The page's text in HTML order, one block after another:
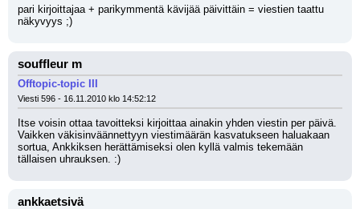
pari kirjoittajaa + parikymmentä kävijää päivittäin = viestien taattu
näkyvyys ;)
souffleur m
Offtopic-topic III
Viesti 596 - 16.11.2010 klo 14:52:12
Itse voisin ottaa tavoitteksi kirjoittaa ainakin yhden viestin per päivä.
Vaikken väkisinväännettyyn viestimäärän kasvatukseen haluakaan
sortua, Ankkiksen herättämiseksi olen kyllä valmis tekemään
tällaisen uhrauksen. :)
ankkaetsivä